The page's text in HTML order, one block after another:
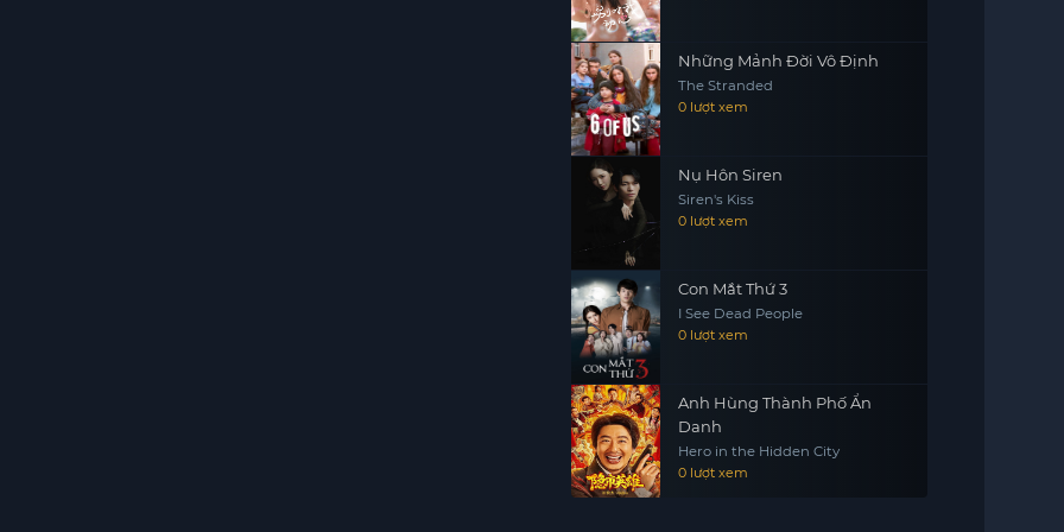
Những Mảnh Đời Vô Định
The Stranded
0 lượt xem
Nụ Hôn Siren
Siren's Kiss
0 lượt xem
Con Mắt Thứ 3
I See Dead People
0 lượt xem
Anh Hùng Thành Phố Ẩn
Danh
Hero in the Hidden City
0 lượt xem